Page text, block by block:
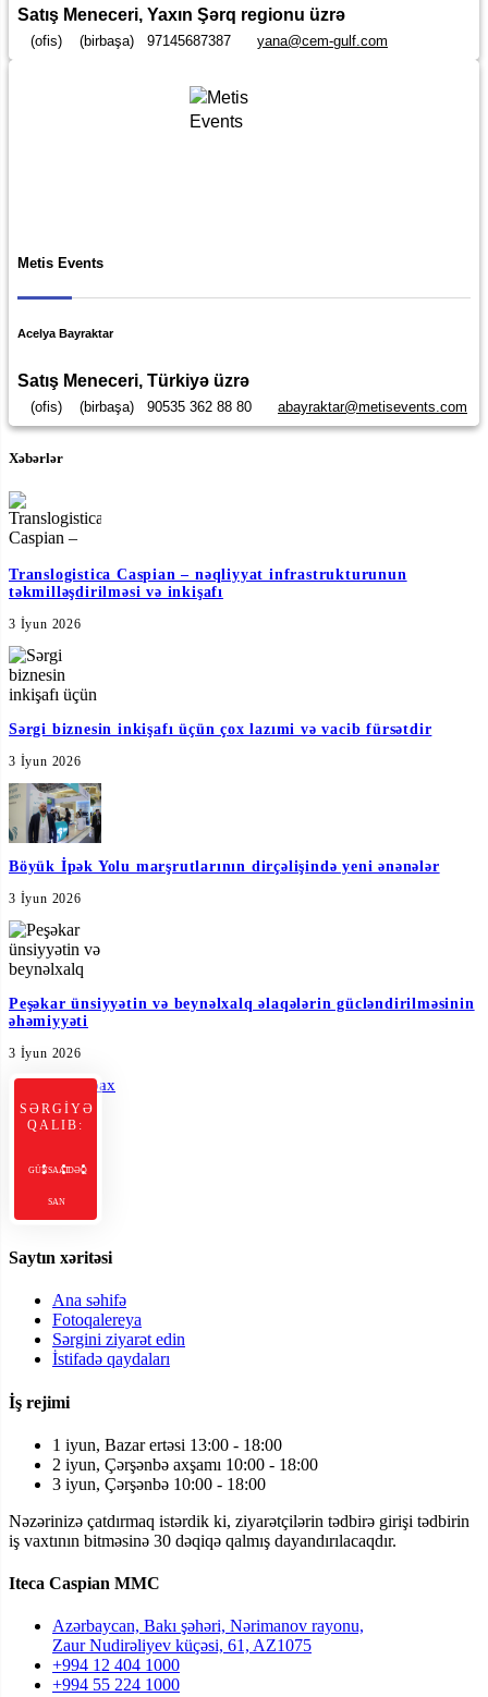
Satış Meneceri, Yaxın Şərq regionu üzrə
(ofis) (birbaşa) 97145687387 yana@cem-gulf.com
Metis Events
Acelya Bayraktar
Satış Meneceri, Türkiyə üzrə
(ofis) (birbaşa) 90535 362 88 80 abayraktar@metisevents.com
Xəbərlər
Translogistica Caspian – nəqliyyat infrastrukturunun
təkmilləşdirilməsi və inkişafı
3 İyun 2026
Sərgi biznesin inkişafı üçün çox lazımi və vacib fürsətdir
3 İyun 2026
Böyük İpək Yolu marşrutlarının dirçəlişində yeni ənənələr
3 İyun 2026
Peşəkar ünsiyyətin və beynəlxalq əlaqələrin gücləndirilməsinin
əhəmiyyəti
3 İyun 2026
Hamısına bax
SƏRGİYƏ
QALIB:
GÜNSAATDƏQ
SAN
Saytın xəritəsi
Ana səhifə
Fotoqalereya
Sərgini ziyarət edin
İstifadə qaydaları
İş rejimi
1 iyun, Bazar ertəsi 13:00 - 18:00
2 iyun, Çərşənbə axşamı 10:00 - 18:00
3 iyun, Çərşənbə 10:00 - 18:00
Nəzərinizə çatdırmaq istərdik ki, ziyarətçilərin tədbirə girişi tədbirin
iş vaxtının bitməsinə 30 dəqiqə qalmış dayandırılacaqdır.
Iteca Caspian MMC
Azərbaycan, Bakı şəhəri, Nərimanov rayonu,
Zaur Nudirəliyev küçəsi, 61, AZ1075
+994 12 404 1000
+994 55 224 1000